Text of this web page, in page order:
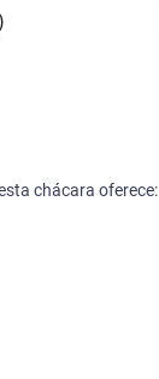
chácara oferece: